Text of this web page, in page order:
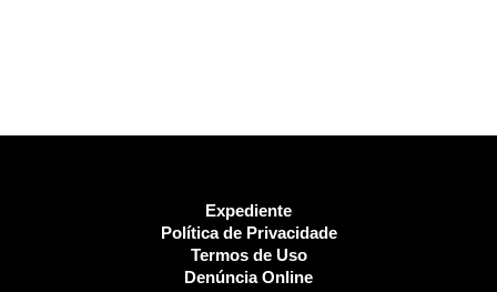
Expediente
Política de Privacidade
Termos de Uso
Denúncia Online